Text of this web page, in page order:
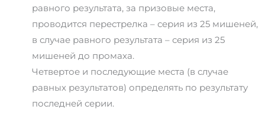
равного результата, за призовые места,
проводится перестрелка – серия из 25 мишеней,
в случае равного результата – серия из 25
мишеней до промаха.
Четвертое и последующие места (в случае
равных результатов) определять по результату
последней серии.